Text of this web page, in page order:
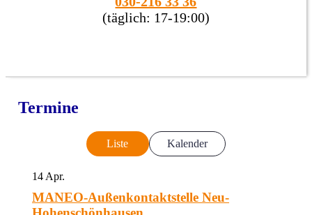
(täglich: 17-19:00)
Termine
Liste Kalender
14 Apr.
MANEO-Außenkontaktstelle Neu-